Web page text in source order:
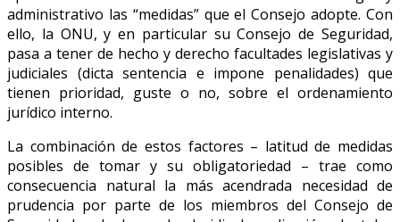
administrativo las “medidas” que el Consejo adopte. Con
ello, la ONU, y en particular su Consejo de Seguridad,
pasa a tener de hecho y derecho facultades legislativas y
judiciales (dicta sentencia e impone penalidades) que
tienen prioridad, guste o no, sobre el ordenamiento
jurídico interno.
La combinación de estos factores – latitud de medidas
posibles de tomar y su obligatoriedad – trae como
consecuencia natural la más acendrada necesidad de
prudencia por parte de los miembros del Consejo de